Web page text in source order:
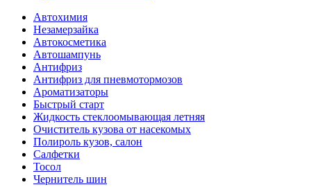
Автохимия
Незамерзайка
Автокосметика
Автошампунь
Антифриз
Антифриз для пневмотормозов
Ароматизаторы
Быстрый старт
Жидкость стеклоомывающая летняя
Очиститель кузова от насекомых
Полироль кузов, салон
Салфетки
Тосол
Чернитель шин